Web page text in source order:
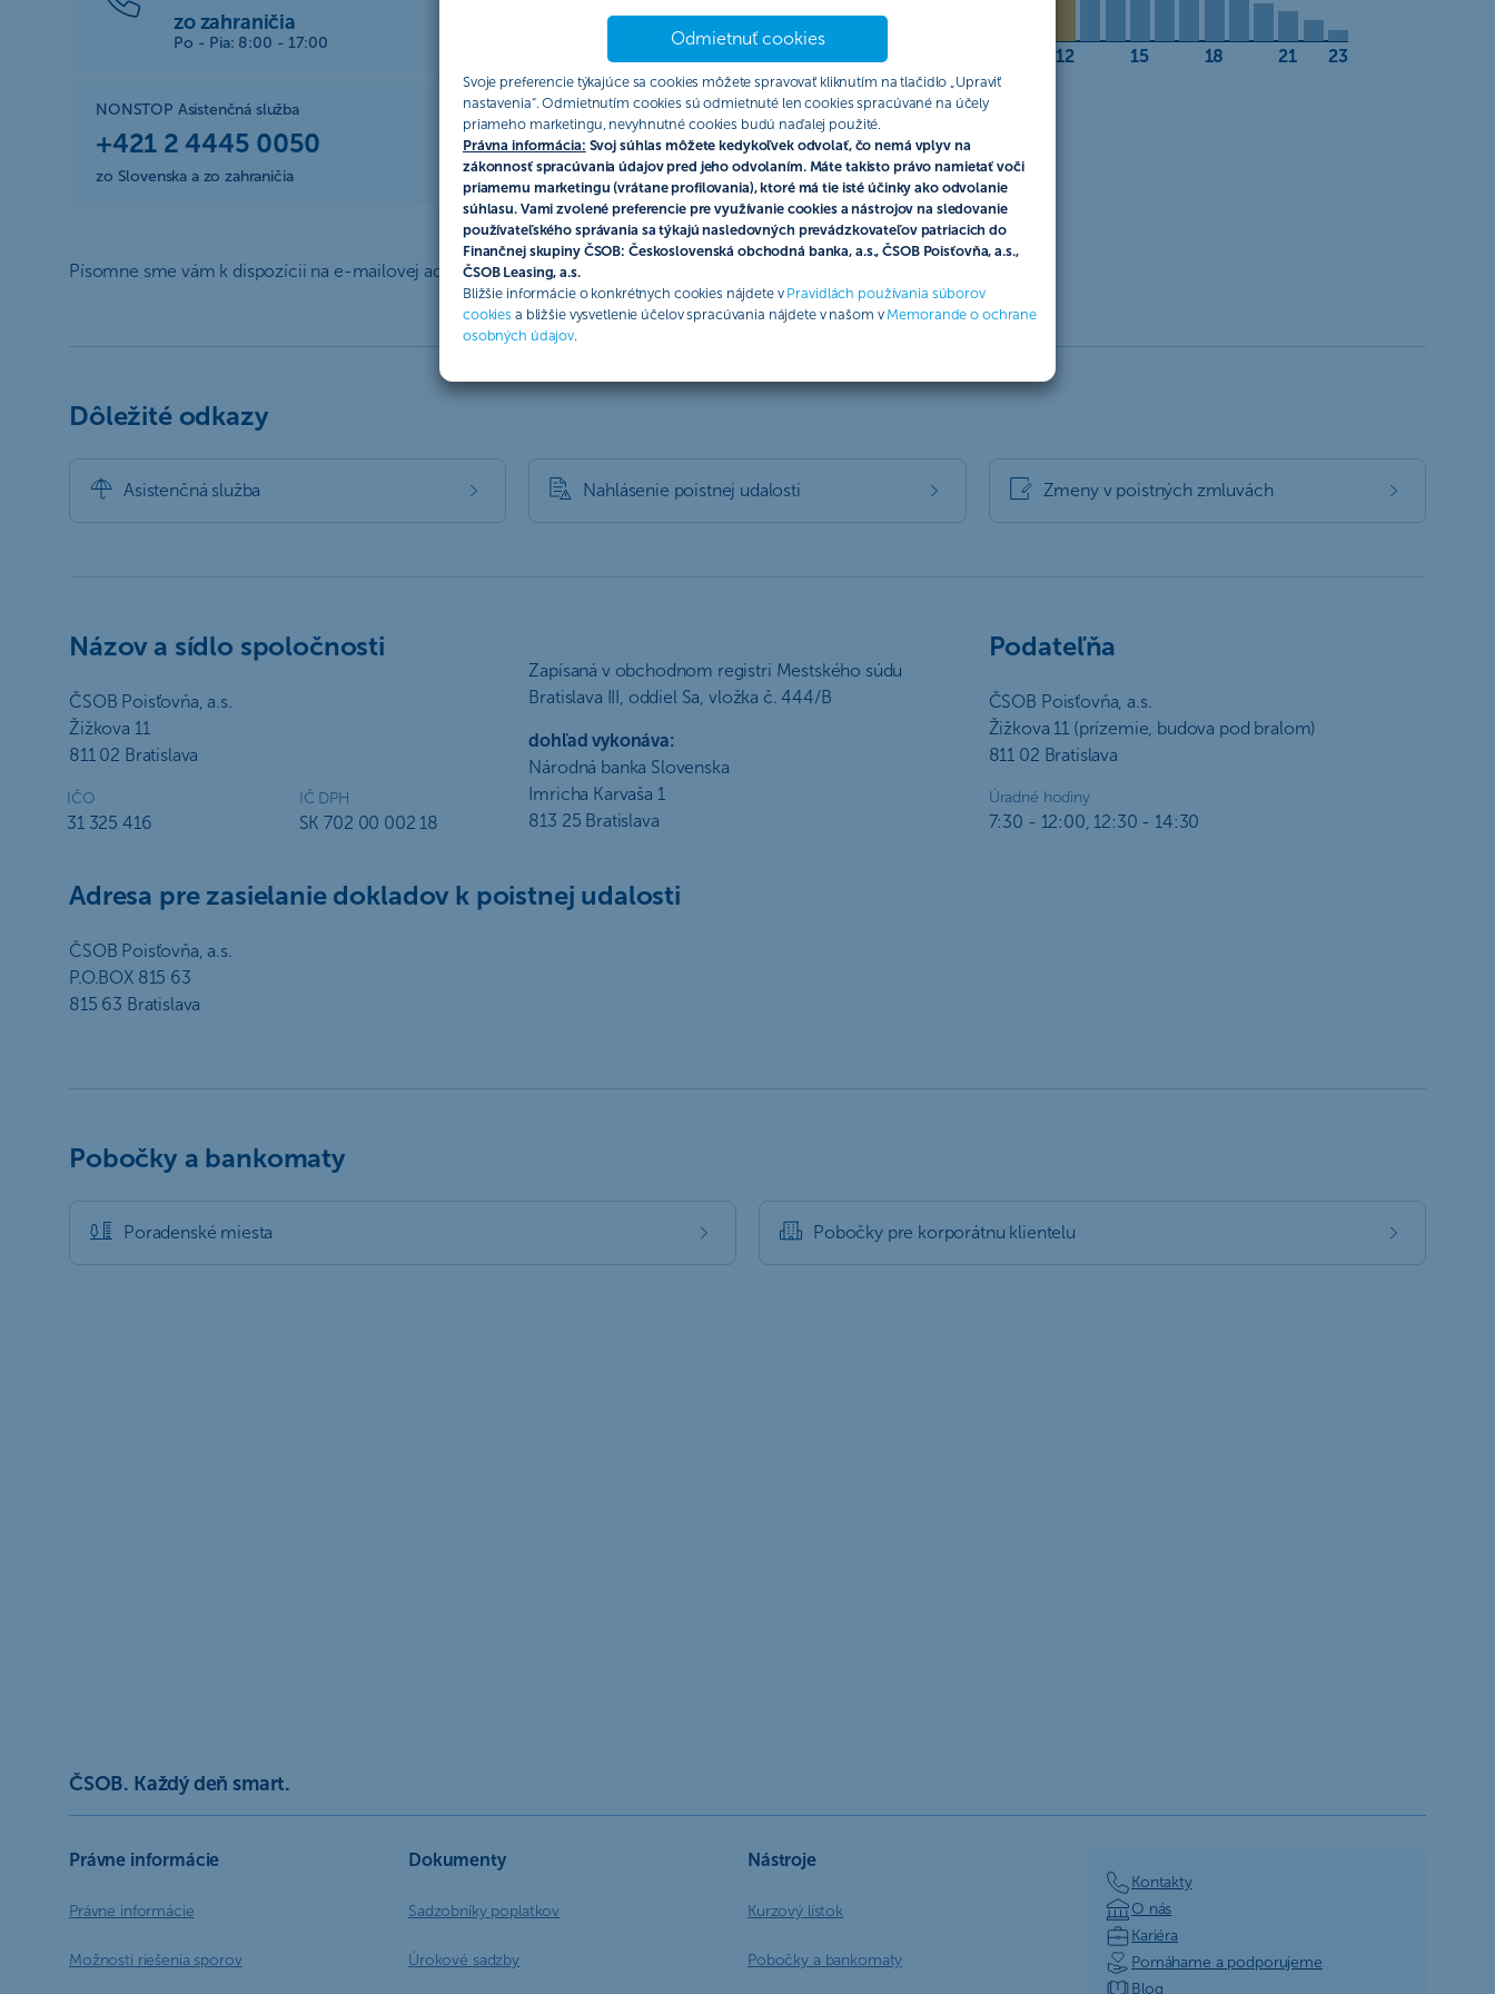
Odmietnuť cookies
Svoje preferencie týkajúce sa cookies môžete spravovať kliknutím na tlačidlo „Upraviť
nastavenia“. Odmietnutím cookies sú odmietnuté len cookies spracúvané na účely
priameho marketingu, nevyhnutné cookies budú naďalej použité.
Právna informácia: Svoj súhlas môžete kedykoľvek odvolať, čo nemá vplyv na
zákonnosť spracúvania údajov pred jeho odvolaním. Máte takisto právo namietať voči
priamemu marketingu (vrátane profilovania), ktoré má tie isté účinky ako odvolanie
súhlasu. Vami zvolené preferencie pre využívanie cookies a nástrojov na sledovanie
používateľského správania sa týkajú nasledovných prevádzkovateľov patriacich do
Finančnej skupiny ČSOB: Československá obchodná banka, a.s., ČSOB Poisťovňa, a.s.,
ČSOB Leasing, a.s.
Bližšie informácie o konkrétnych cookies nájdete v Pravidlách používania súborov
cookies a bližšie vysvetlenie účelov spracúvania nájdete v našom v Memorande o ochrane
osobných údajov
zo zahraničia
Po - Pia: 8:00 - 17:00
NONSTOP Asistenčná služba
+421 2 4445 0050
zo Slovenska a zo zahraničia
12 15 18 21 23
Písomne sme vám k dispozícii na e-mailovej adrese poistovna@csob.sk
Dôležité odkazy
Asistenčná služba Nahlásenie poistnej udalosti Zmeny v poistných zmluvách
Názov a sídlo spoločnosti
ČSOB Poisťovňa, a.s.
Žižkova 11
811 02 Bratislava
IČO
31 325 416
IČ DPH
SK 702 00 002 18
Zapísaná v obchodnom registri Mestského súdu
Bratislava III, oddiel Sa, vložka č. 444/B
dohľad vykonáva:
Národná banka Slovenska
Imricha Karvaša 1
813 25 Bratislava
Podateľňa
ČSOB Poisťovňa, a.s.
Žižkova 11 (prízemie, budova pod bralom)
811 02 Bratislava
Úradné hodiny
7:30 - 12:00, 12:30 - 14:30
Adresa pre zasielanie dokladov k poistnej udalosti
ČSOB Poisťovňa, a.s.
P.O.BOX 815 63
815 63 Bratislava
Pobočky a bankomaty
Poradenské miesta Pobočky pre korporátnu klientelu
ČSOB. Každý deň smart.
Právne informácie
Právne informácie
Možnosti riešenia sporov
Dokumenty
Sadzobníky poplatkov
Úrokové sadzby
Nástroje
Kurzový lístok
Pobočky a bankomaty
Kontakty
O nás
Kariéra
Pomáhame a podporujeme
Blog